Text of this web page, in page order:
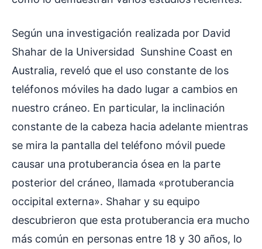
Según una investigación realizada por David
Shahar de la Universidad Sunshine Coast en
Australia, reveló que el uso constante de los
teléfonos móviles ha dado lugar a cambios en
nuestro cráneo. En particular, la inclinación
constante de la cabeza hacia adelante mientras
se mira la pantalla del teléfono móvil puede
causar una protuberancia ósea en la parte
posterior del cráneo, llamada «protuberancia
occipital externa». Shahar y su equipo
descubrieron que esta protuberancia era mucho
más común en personas entre 18 y 30 años, lo